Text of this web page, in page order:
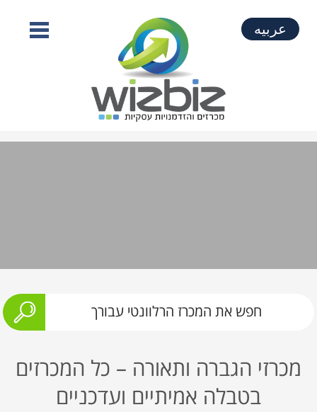
عربيه
מכרזי הגברה ותאורה – כל המכרזים
בטבלה אמיתיים ועדכניים